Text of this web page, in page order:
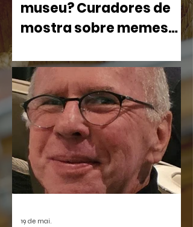
museu? Curadores de
mostra sobre memes
criativo no CCBB BH
pátio e o terceiro andar da instituição, o
projeto desafia a lógica tradicional dos
espaços museológicos ao colocar em
simbiose a chamada "alta cultura" e as
manifestações da cultura de massa
digital.
19 de mai.